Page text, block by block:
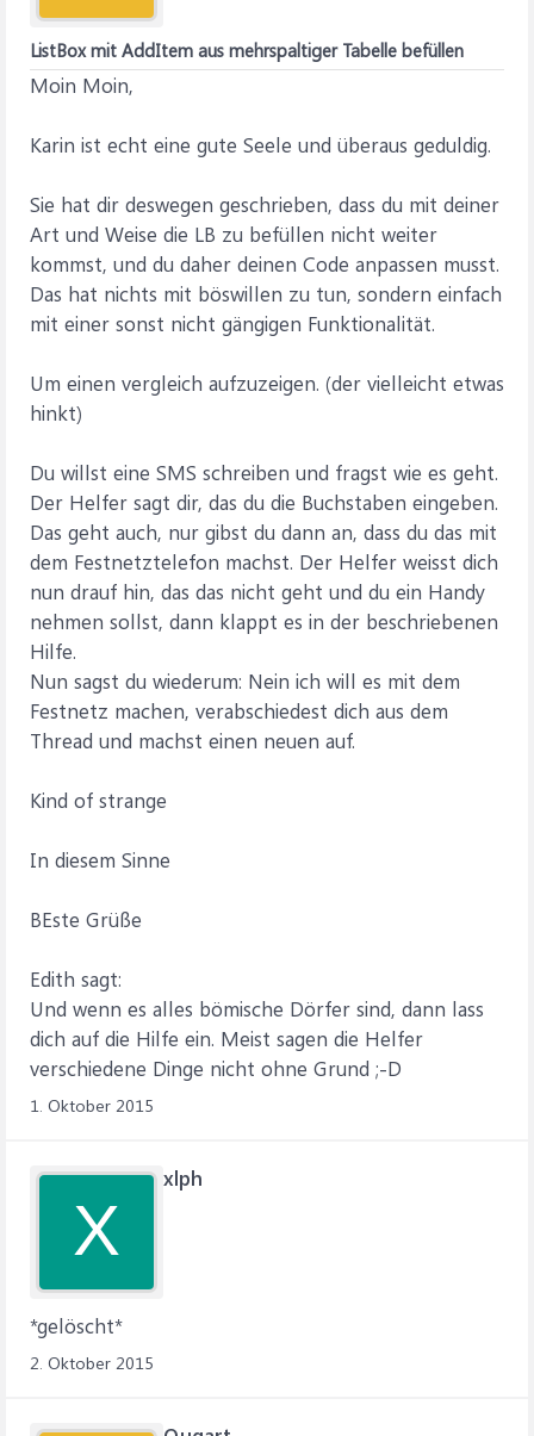
ListBox mit AddItem aus mehrspaltiger Tabelle befüllen
Moin Moin,
Karin ist echt eine gute Seele und überaus geduldig.
Sie hat dir deswegen geschrieben, dass du mit deiner
Art und Weise die LB zu befüllen nicht weiter
kommst, und du daher deinen Code anpassen musst.
Das hat nichts mit böswillen zu tun, sondern einfach
mit einer sonst nicht gängigen Funktionalität.
Um einen vergleich aufzuzeigen. (der vielleicht etwas
hinkt)
Du willst eine SMS schreiben und fragst wie es geht.
Der Helfer sagt dir, das du die Buchstaben eingeben.
Das geht auch, nur gibst du dann an, dass du das mit
dem Festnetztelefon machst. Der Helfer weisst dich
nun drauf hin, das das nicht geht und du ein Handy
nehmen sollst, dann klappt es in der beschriebenen
Hilfe.
Nun sagst du wiederum: Nein ich will es mit dem
Festnetz machen, verabschiedest dich aus dem
Thread und machst einen neuen auf.
Kind of strange
In diesem Sinne
BEste Grüße
Edith sagt:
Und wenn es alles bömische Dörfer sind, dann lass
dich auf die Hilfe ein. Meist sagen die Helfer
verschiedene Dinge nicht ohne Grund ;-D
1. Oktober 2015
X
xlph
*gelöscht*
2. Oktober 2015